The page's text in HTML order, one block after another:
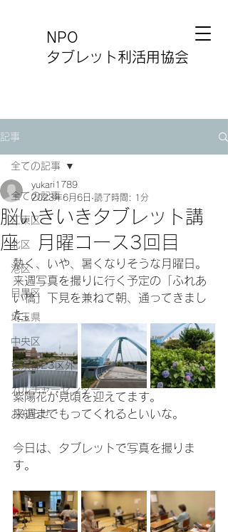
NPO
タブレット利活用協会
記事
全ての記事
江東区
北区
港区
目黒区
埼玉県
中央区
東京都23区外
カルチャーセンター
お知らせ
全ての記事
脳いきいきタブレット講
座 月曜コース3回目
yukari1789
2023年6月6日 読了時間: 1分
熱く、いや、暑くなりそうな月曜日。
来週写真を撮りに行く予定の「ふれあ
い橋」下見を兼ねて朝、通ってきまし
た。
紫陽花が見頃を迎えてます。
来週までもってくれるといいな。
今日は、タブレットで写真を撮りま
す。